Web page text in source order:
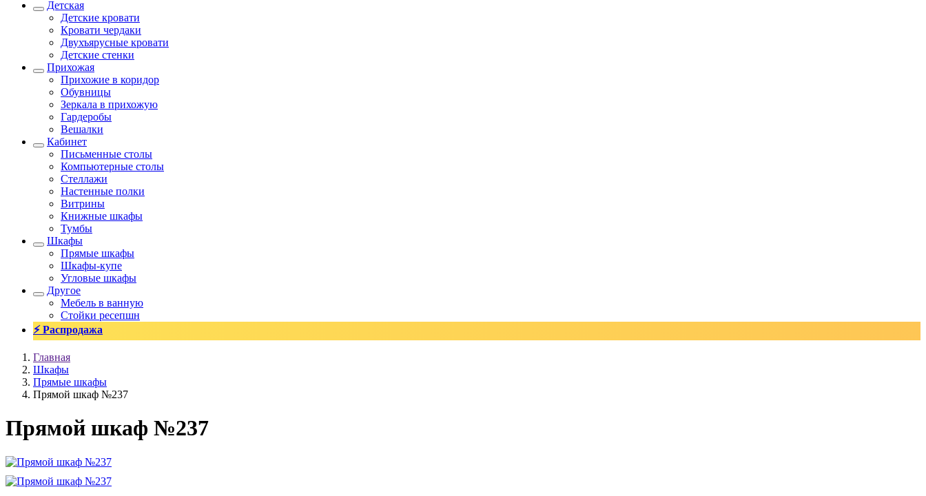
Детская
Детские кровати
Кровати чердаки
Двухъярусные кровати
Детские стенки
Прихожая
Прихожие в коридор
Обувницы
Зеркала в прихожую
Гардеробы
Вешалки
Кабинет
Письменные столы
Компьютерные столы
Стеллажи
Настенные полки
Витрины
Книжные шкафы
Тумбы
Шкафы
Прямые шкафы
Шкафы-купе
Угловые шкафы
Другое
Мебель в ванную
Стойки ресепшн
⚡ Распродажа
Главная
Шкафы
Прямые шкафы
Прямой шкаф №237
Прямой шкаф №237